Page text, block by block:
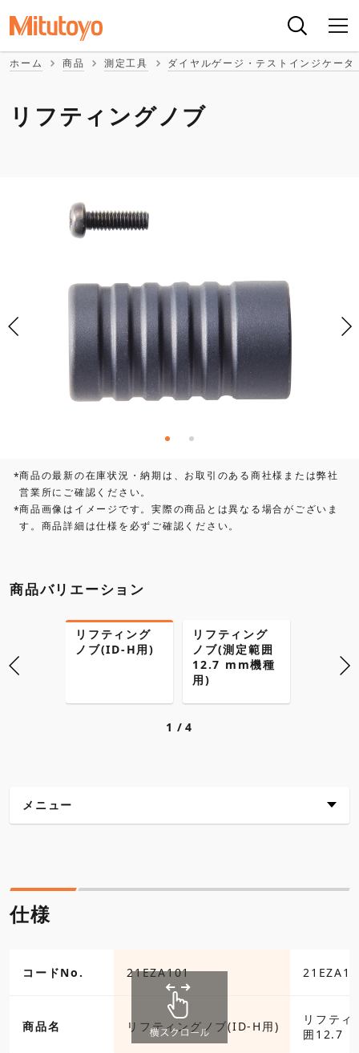
ホーム 商品 測定工具 ダイヤルゲージ・テストインジケー
リフティングノブ
*商品の最新の在庫状況・納期は、お取引のある商社様または弊社
営業所にご確認ください。
*商品画像はイメージです。実際の商品とは異なる場合がございま
す。商品詳細は仕様を必ずご確認ください。
商品バリエーション
リフティング
ノブ(ID-H用)
リフティング
ノブ(測定範囲
12.7 mm機種
用)
25.4
1 4
メニュー
各種ダウンロード
仕様
コードNo. 21EZA101
商品名 リフティングノブ(ID-H用)
リフティ
囲12.7